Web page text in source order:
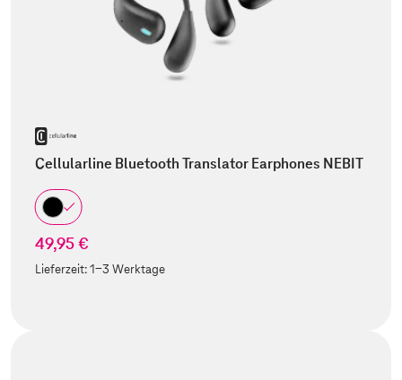
Cellularline Bluetooth Translator Earphones NEBIT
49,95 €
Lieferzeit:1-3 Werktage